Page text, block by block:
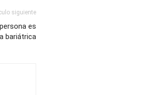
siguiente
es
bariátrica